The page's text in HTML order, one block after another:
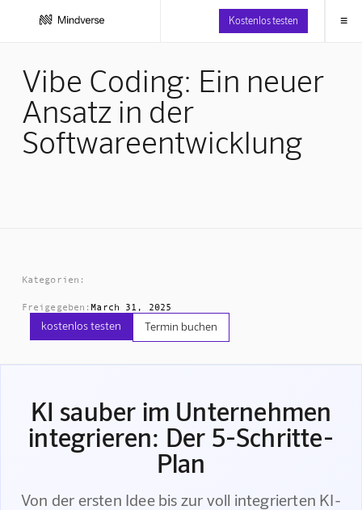
Kostenlos testen ≡
Vibe Coding: Ein neuer
Ansatz in der
Softwareentwicklung
Kategorien:
Freigegeben: March 31, 2025
kostenlos testen Termin buchen
KI sauber im Unternehmen
integrieren: Der 5-Schritte-
Plan
Von der ersten Idee bis zur voll integrierten KI-